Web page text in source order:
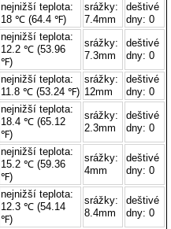
nejnižší teplota:
18 ℃ (64.4 ℉)
srážky:
7.4mm
deštivé
dny: 0
nejnižší teplota:
12.2 ℃ (53.96
℉)
srážky:
7.3mm
deštivé
dny: 0
nejnižší teplota:
11.8 ℃ (53.24 ℉)
srážky:
12mm
deštivé
dny: 0
nejnižší teplota:
18.4 ℃ (65.12
℉)
srážky:
2.3mm
deštivé
dny: 0
nejnižší teplota:
15.2 ℃ (59.36
℉)
srážky:
4mm
deštivé
dny: 0
nejnižší teplota:
12.3 ℃ (54.14
℉)
srážky:
8.4mm
deštivé
dny: 0